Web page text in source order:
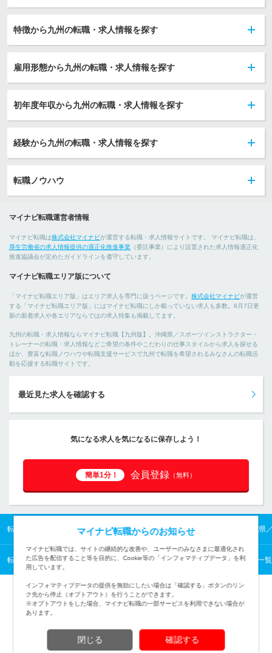
特徴から九州の転職・求人情報を探す
雇用形態から九州の転職・求人情報を探す
初年度年収から九州の転職・求人情報を探す
経験から九州の転職・求人情報を探す
転職ノウハウ
マイナビ転職運営者情報
マイナビ転職は株式会社マイナビが運営する転職・求人情報サイトです。 マイナビ転職は、
厚生労働省の求人情報提供の適正化推進事業 （委託事業）により設置された求人情報適正化
推進協議会が定めたガイドラインを遵守しています。
マイナビ転職エリア版について
「マイナビ転職エリア版」はエリア求人を専門に扱うページです。 株式会社マイナビが運営
する「マイナビ転職エリア版」にはマイナビ転職にしか載っていない求人も多数。8月7日更
新の新着求人や各エリアならではの求人特集も掲載してます。
九州の転職・求人情報ならマイナビ転職【九州版】。沖縄県／スポーツインストラクター・
トレーナーの転職・求人情報などご希望の条件やこだわりの仕事スタイルから求人を探せる
ほか、豊富な転職ノウハウや転職支援サービスで九州で転職を希望されるみなさんの転職活
動を応援する転職サイトです。
最近見た求人を確認する
気になる求人を気になるに保存しよう！
簡単1分！ 会員登録 （無料）
転職TOP 九州の転職・求人情報TOP 沖縄県の転職・求人情報TOP 沖縄県
転職TOP 保育・教育・通訳から探す 保育・教育・通訳の転職・求人情報一覧
(c) Mynavi Corporation
マイナビ転職からのお知らせ
マイナビ転職では、サイトの継続的な改善や、ユーザーのみなさまに最適化され
た広告を配信すること等を目的に、Cookie等の「インフォマティブデータ」を利
用しています。
インフォマティブデータの提供を無効にしたい場合は「確認する」ボタンのリン
ク先から停止（オプトアウト）を行うことができます。
※オプトアウトをした場合、マイナビ転職の一部サービスを利用できない場合が
あります。
閉じる 確認する